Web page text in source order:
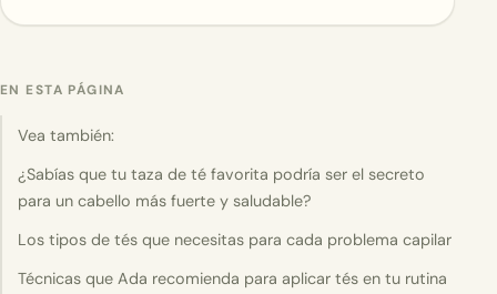
EN ESTA PÁGINA
Vea también:
¿Sabías que tu taza de té favorita podría ser el secreto
para un cabello más fuerte y saludable?
Los tipos de tés que necesitas para cada problema capilar
Técnicas que Ada recomienda para aplicar tés en tu rutina